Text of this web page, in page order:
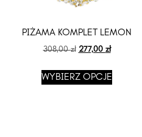
PIŻAMA KOMPLET LEMON
308,00zł 277,00 zł
WYBIERZ OPCJE